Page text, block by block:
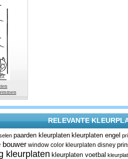
RELEVANTE
paarden kleurplaten kleurplaten engel
bouwer window color kleurplaten disney
kleurplaten kleurplaten voetbal